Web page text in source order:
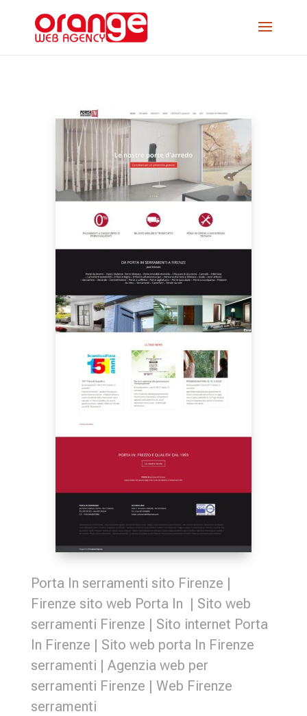
Porta In serramenti sito Firenze |
Firenze sito web Porta In | Sito web
serramenti Firenze | Sito internet Porta
In Firenze | Sito web porta In Firenze
serramenti | Agenzia web per
serramenti Firenze | Web Firenze
serramenti